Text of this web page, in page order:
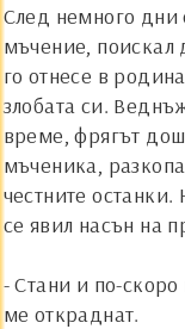
След немного дни
мъчение, поискал
го отнесе в
злобата си.
време, фрягът
мъченика,
честните
се явил насън на
- Стани и по-
ме откраднат.